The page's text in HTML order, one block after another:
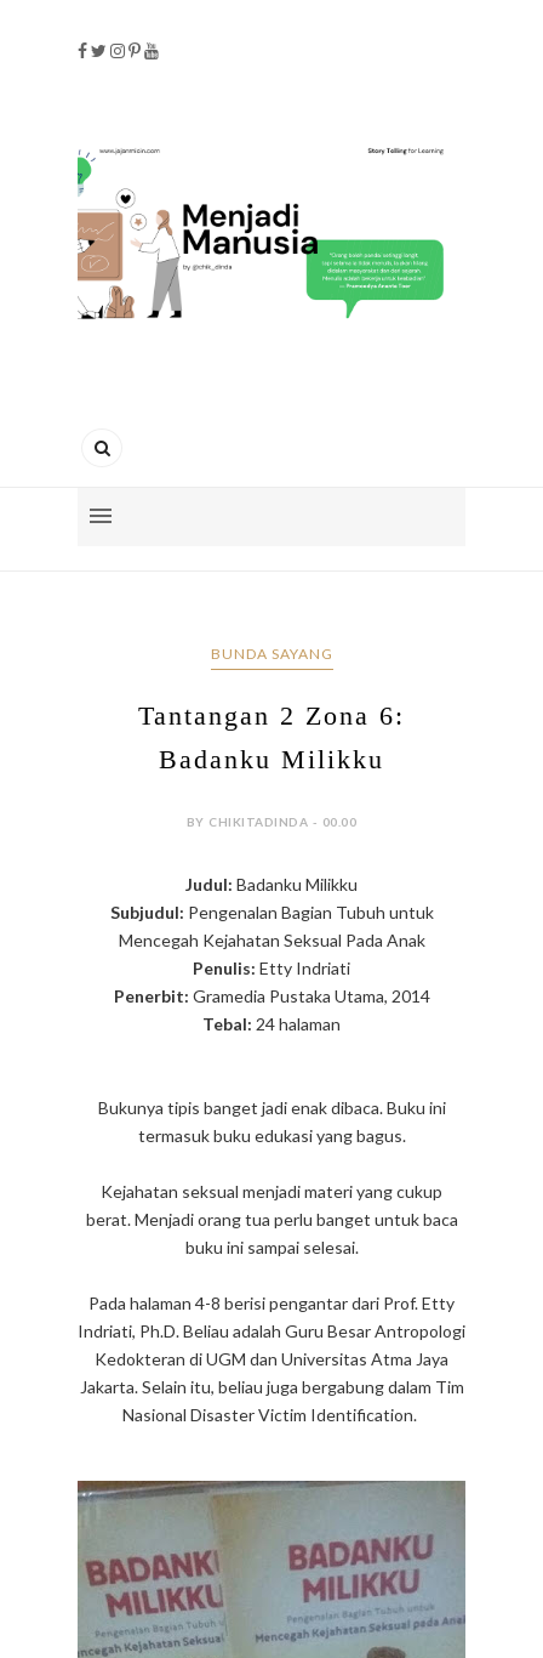
BUNDA SAYANG
Tantangan 2 Zona 6:
Badanku Milikku
BY CHIKITADINDA - 00.00
Judul: Badanku Milikku
Subjudul: Pengenalan Bagian Tubuh untuk
Mencegah Kejahatan Seksual Pada Anak
Penulis: Etty Indriati
Penerbit: Gramedia Pustaka Utama, 2014
Tebal: 24 halaman
Bukunya tipis banget jadi enak dibaca. Buku ini
termasuk buku edukasi yang bagus.
Kejahatan seksual menjadi materi yang cukup
berat. Menjadi orang tua perlu banget untuk baca
buku ini sampai selesai.
Pada halaman 4-8 berisi pengantar dari Prof. Etty
Indriati, Ph.D. Beliau adalah Guru Besar Antropologi
Kedokteran di UGM dan Universitas Atma Jaya
Jakarta. Selain itu, beliau juga bergabung dalam Tim
Nasional Disaster Victim Identification.